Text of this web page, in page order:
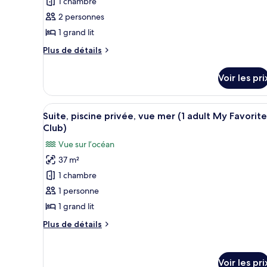
type
de
chambre :
Suite,
vue
jardin
(My
Favorite
Club)
2 personnes
1 grand lit
Plus de détails
Plus
le
type
de
chambre
Suite,
piscine
privée,
vue
jardin
(My
Club)
Voir les
Afficher
toutes
photos
pour
ce
type
de
chambre :
Suite,
Un espace piscine agrémenté
18
Suite, piscine privée, vue mer (1 adult My Favorite
Club)
Vue sur l’océan
37 m²
1 chambre
1 personne
1 grand lit
Plus de détails
Plus
Voir les